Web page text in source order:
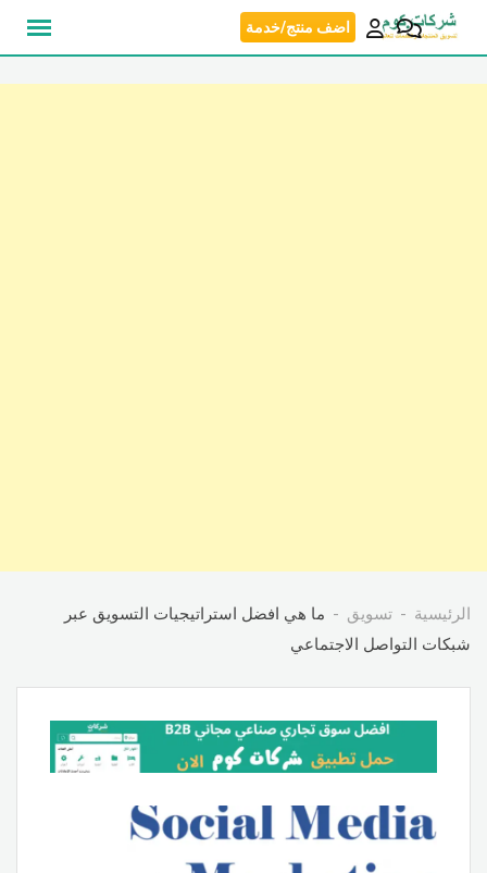
انتقل
اضف منتج/خدمة
الرئيسية تسويق
ما هي افضل استراتيجيات التسويق عبر
شبكات التواصل الاجتماعي